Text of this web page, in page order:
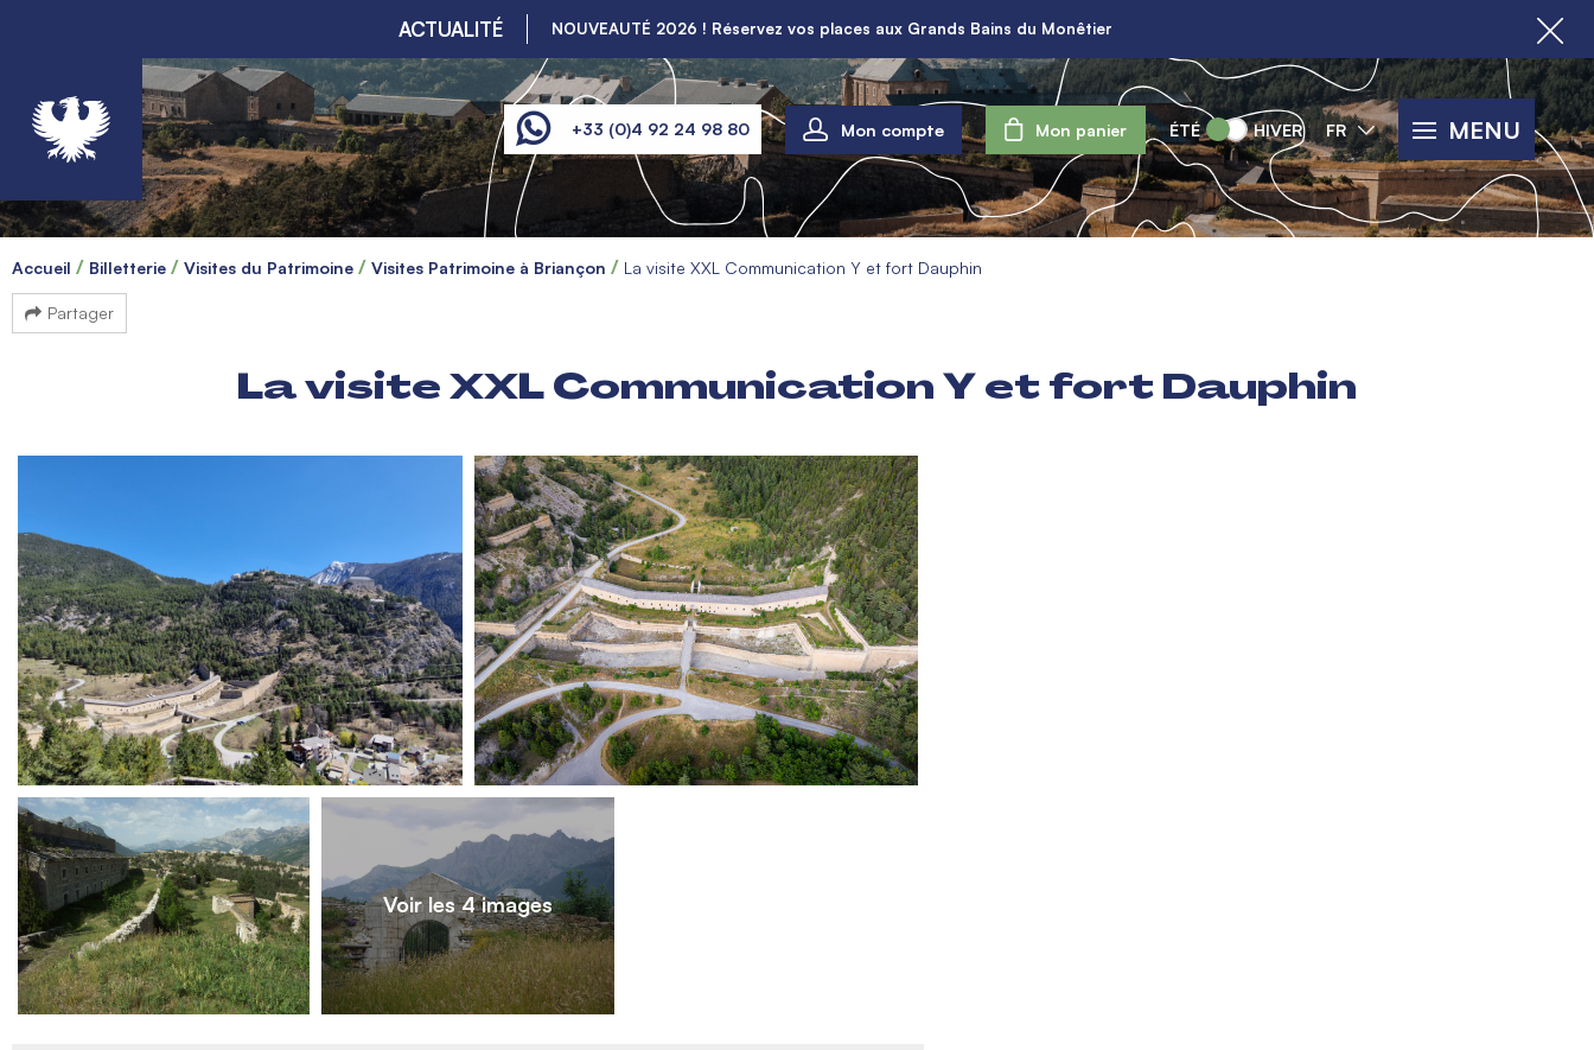
ACTUALITÉ NOUVEAUTÉ 2026 ! Réservez vos places aux Grands Bains du Monêtier
+33 (0)4 92 24 98 80 Mon compte Mon panier ÉTÉ HIVER FR MENU
Accueil Billetterie Visites du Patrimoine Visites Patrimoine à Briançon La visite XXL Communication Y et fort Dauphin
Partager
La visite XXL Communication Y et fort Dauphin
Voir les 4 images